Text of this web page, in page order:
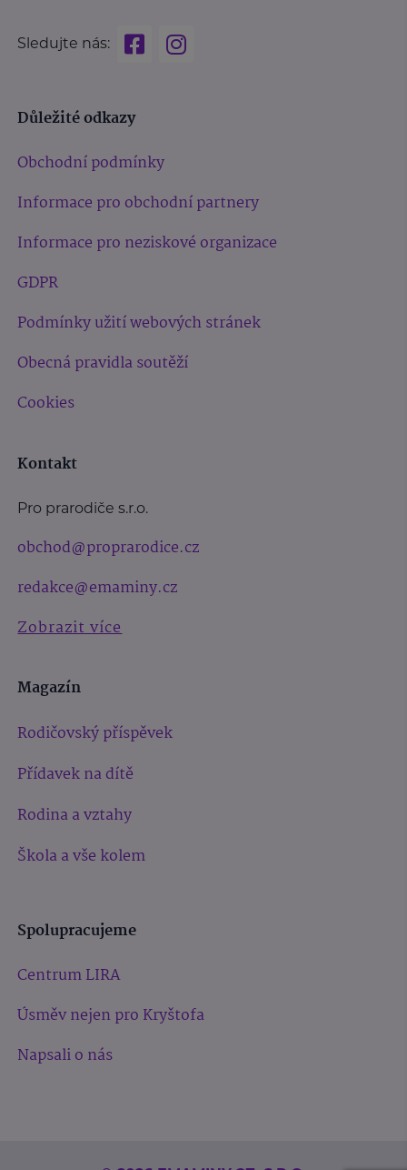
Sledujte nás:
Důležité odkazy
Obchodní podmínky
Informace pro obchodní partnery
Informace pro neziskové organizace
GDPR
Podmínky užití webových stránek
Obecná pravidla soutěží
Cookies
Kontakt
Pro prarodiče s.r.o.
obchod@proprarodice.cz
redakce@emaminy.cz
Zobrazit více
Magazín
Rodičovský příspěvek
Přídavek na dítě
Rodina a vztahy
Škola a vše kolem
Spolupracujeme
Centrum LIRA
Úsměv nejen pro Kryštofa
Napsali o nás